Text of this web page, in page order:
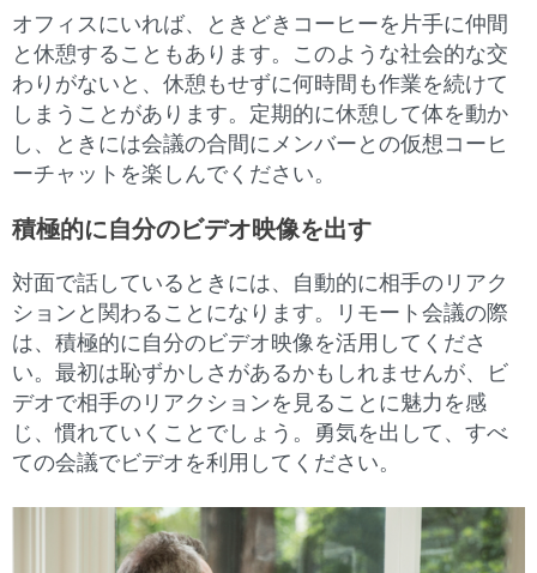
オフィスにいれば、ときどきコーヒーを片手に仲間
と休憩することもあります。このような社会的な交
わりがないと、休憩もせずに何時間も作業を続けて
しまうことがあります。定期的に休憩して体を動か
し、ときには会議の合間にメンバーとの仮想コーヒ
ーチャットを楽しんでください。
積極的に自分のビデオ映像を出す
対面で話しているときには、自動的に相手のリアク
ションと関わることになります。リモート会議の際
は、積極的に自分のビデオ映像を活用してくださ
い。最初は恥ずかしさがあるかもしれませんが、ビ
デオで相手のリアクションを見ることに魅力を感
じ、慣れていくことでしょう。勇気を出して、すべ
ての会議でビデオを利用してください。